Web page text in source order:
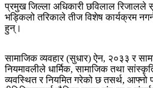
प्रमुख जिल्ला अधिकारी छविलाल रिजालले
भड्किलो तरिकाले तीज विशेष कार्यक्रम
हुन्।
सामाजिक व्यवहार (सुधार) ऐन, २०३३ र
नियमावलीले धार्मिक, सामाजिक तथा
व्यवस्थित र नियमित गरेको छ तसर्थ, आफ्नो